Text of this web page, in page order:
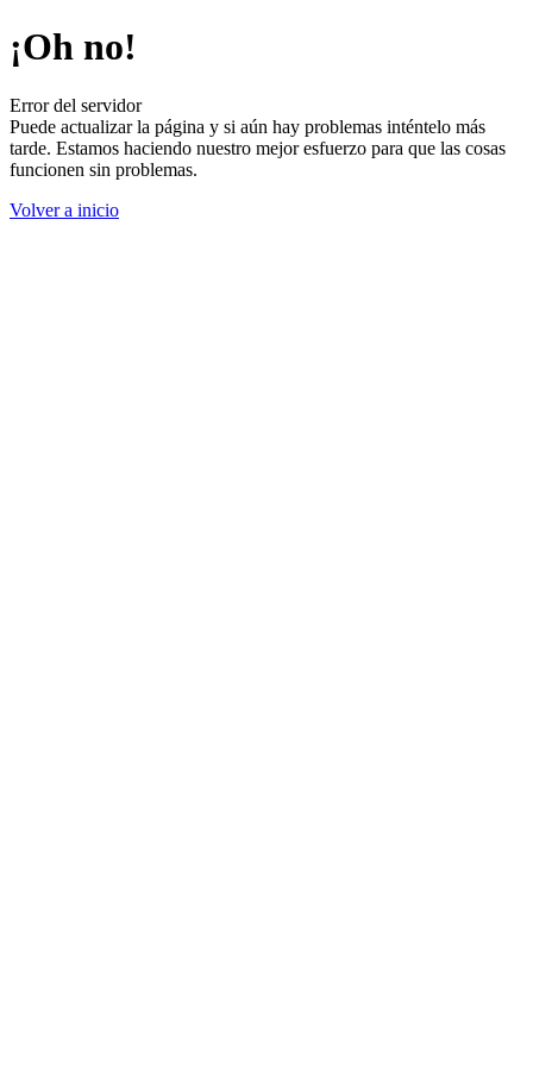
¡Oh no!
Error del servidor
Puede actualizar la página y si aún hay problemas inténtelo más
tarde. Estamos haciendo nuestro mejor esfuerzo para que las cosas
funcionen sin problemas.
Volver a inicio